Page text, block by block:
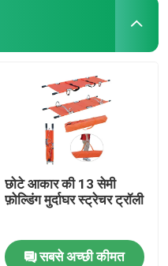
छोटे आकार की 13 सेमी
फ़ोल्डिंग मुर्दाघर स्ट्रेचर ट्रॉली
सबसे अच्छी कीमत